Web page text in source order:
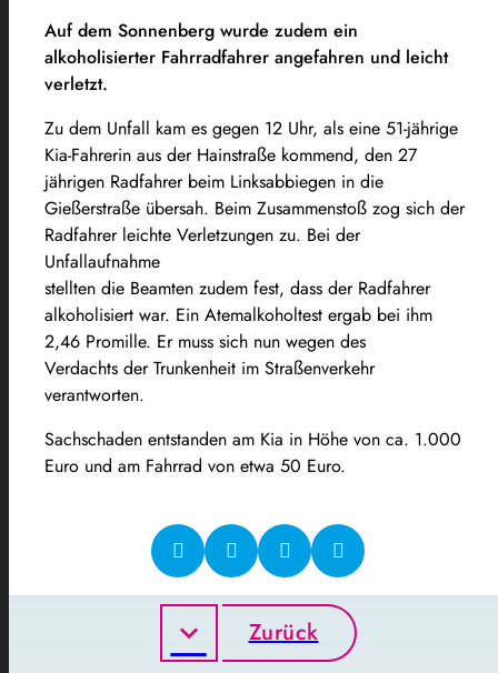
Auf dem Sonnenberg wurde zudem ein
alkoholisierter Fahrradfahrer angefahren und leicht
verletzt.
Zu dem Unfall kam es gegen 12 Uhr, als eine 51-jährige
Kia-Fahrerin aus der Hainstraße kommend, den 27
jährigen Radfahrer beim Linksabbiegen in die
Gießerstraße übersah. Beim Zusammenstoß zog sich der
Radfahrer leichte Verletzungen zu. Bei der
Unfallaufnahme
stellten die Beamten zudem fest, dass der Radfahrer
alkoholisiert war. Ein Atemalkoholtest ergab bei ihm
2,46 Promille. Er muss sich nun wegen des
Verdachts der Trunkenheit im Straßenverkehr
verantworten.
Sachschaden entstanden am Kia in Höhe von ca. 1.000
Euro und am Fahrrad von etwa 50 Euro.
Zurück